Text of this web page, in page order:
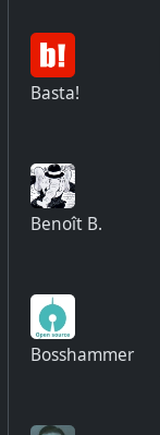
Basta!
Benoît B.
Bosshammer